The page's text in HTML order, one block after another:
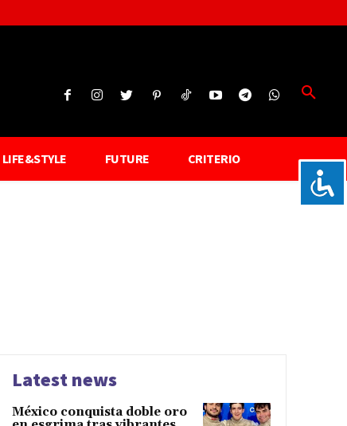
LIFE&STYLE FUTURE CRITERIO
Latest news
México conquista doble oro